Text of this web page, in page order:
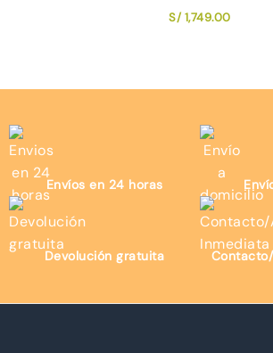
S/ 1,749.00
Envíos en 24 horas
Devolución gratuita